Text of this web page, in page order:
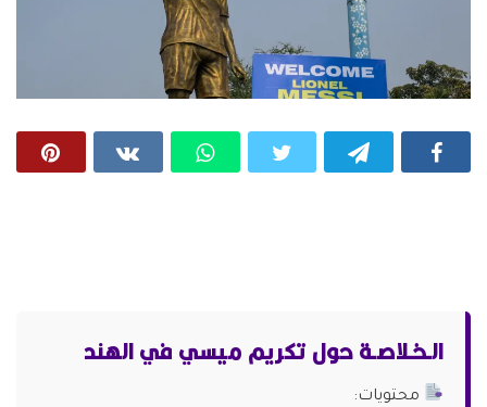
الـخـلاصـة حول تكريم ميسي في الهند
محتويات: